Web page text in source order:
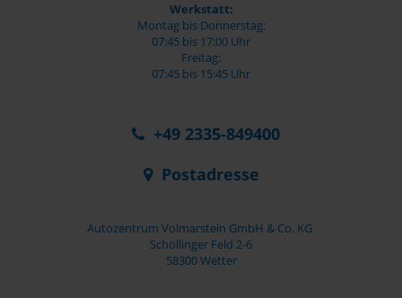
Werkstatt:
Montag bis Donnerstag:
07:45 bis 17:00 Uhr
Freitag:
07:45 bis 15:45 Uhr
+49 2335-849400
Postadresse
Autozentrum Volmarstein GmbH & Co. KG
Schöllinger Feld 2-6
58300 Wetter